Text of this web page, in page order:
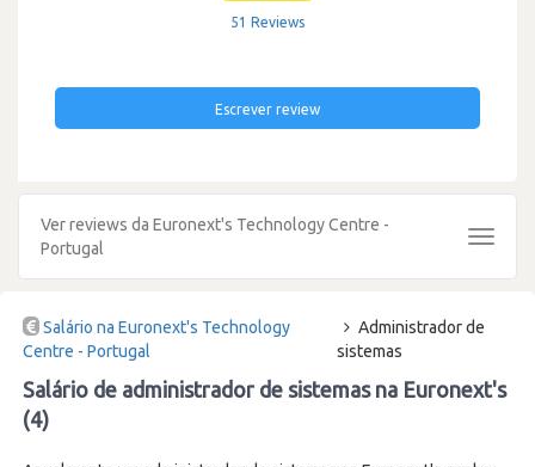
51 Reviews
Escrever review
Ver reviews da Euronext's Technology Centre -
Portugal
Toggle
Salário na Euronext's Technology
Centre - Portugal
Administrador de
sistemas
Salário de administrador de sistemas na Euronext's
(4)